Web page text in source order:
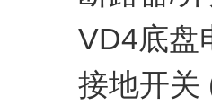
VD4底盘
接地开关